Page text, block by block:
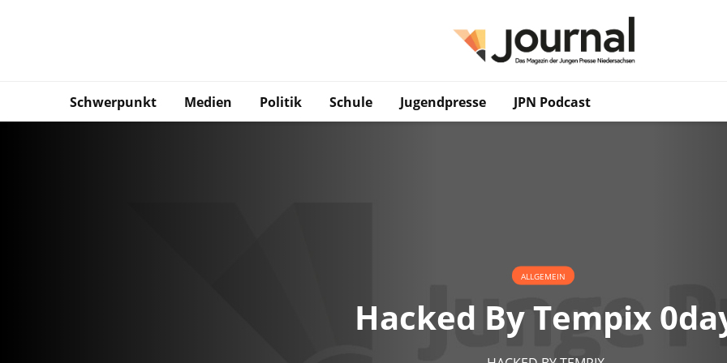
Schwerpunkt Medien Politik Schule Jugendpresse JPN Podcast
ALLGEMEIN
Hacked By Tempix